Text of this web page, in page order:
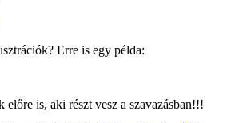
Erre is egy példa:
is, aki részt vesz a szavazásban!!!